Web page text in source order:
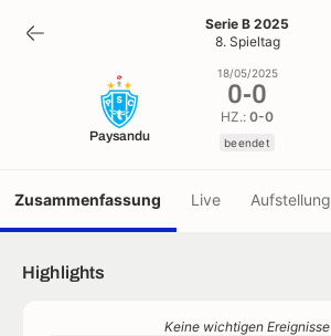
0- 0
beendet
Serie B 2025
8. Spieltag
Paysandu
18/05/2025
0-0
HZ.: 0-0
beendet
Zusammenfassung Live Aufstellung
Highlights
Keine wichtigen Ereignisse